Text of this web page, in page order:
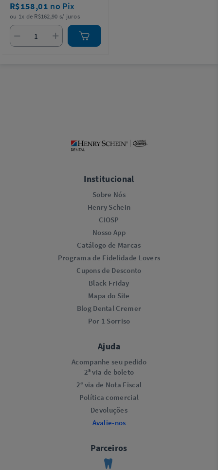
R$158,01 no Pix
ou 1x de R$162,90 s/ juros
Institucional
Sobre Nós
Henry Schein
CIOSP
Nosso App
Catálogo de Marcas
Programa de Fidelidade Lovers​
Cupons de Desconto
Black Friday
Mapa do Site
Blog Dental Cremer
Por 1 Sorriso
Ajuda
Acompanhe seu pedido
2ª via de boleto
2ª via de Nota Fiscal
Política comercial
Devoluções
Avalie-nos
Parceiros